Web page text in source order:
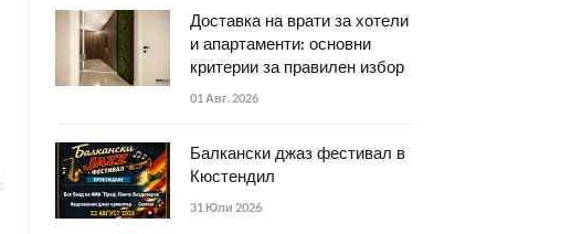
Доставка на врати за хотели
и апартаменти: основни
критерии за правилен избор
01 Авг. 2026
Балкански джаз фестивал в
Кюстендил
31 Юли 2026